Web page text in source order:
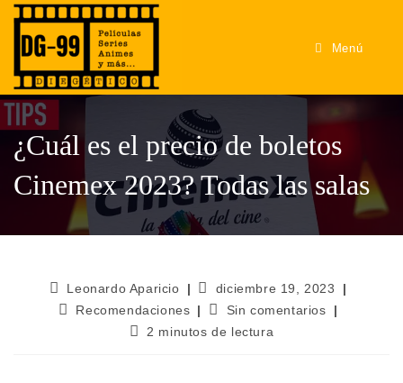
Menú
¿Cuál es el precio de boletos
Cinemex 2023? Todas las salas
Leonardo Aparicio
diciembre 19, 2023
Recomendaciones
Sin comentarios
2 minutos de lectura